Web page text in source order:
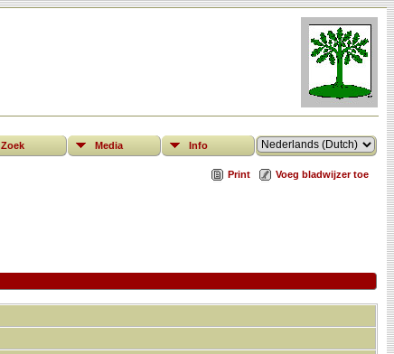
Zoek Media Info
Print Voeg bladwijzer toe